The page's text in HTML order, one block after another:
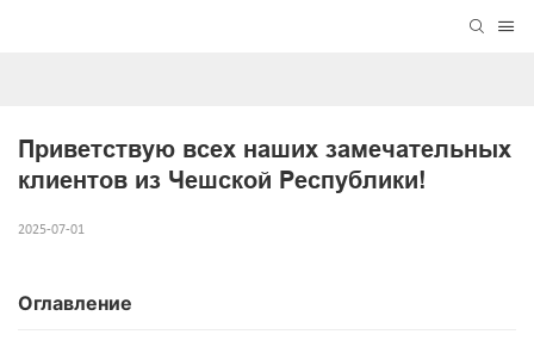
Приветствую всех наших замечательных
клиентов из Чешской Республики!
2025-07-01
Оглавление